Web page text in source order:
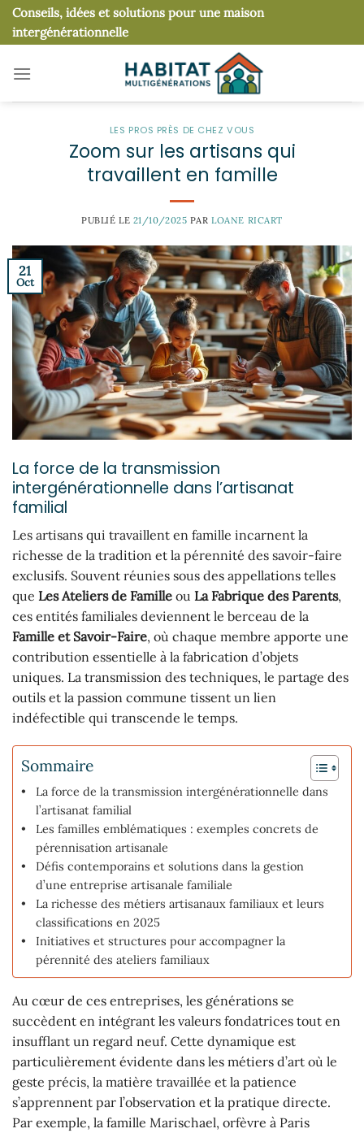
Passer
au
contenu
Conseils, idées et solutions pour une maison
intergénérationnelle
LES PROS PRÈS DE CHEZ VOUS
Zoom sur les artisans qui
travaillent en famille
PUBLIÉ LE 21/10/2025 PARLOANE RICART
21
Oct
La force de la transmission
intergénérationnelle dans l’artisanat
familial
Les artisans qui travaillent en famille incarnent la
richesse de la tradition et la pérennité des savoir-faire
exclusifs. Souvent réunies sous des appellations telles
que Les Ateliers de Famille ou La Fabrique des Parents,
ces entités familiales deviennent le berceau de la
Famille et Savoir-Faire, où chaque membre apporte une
contribution essentielle à la fabrication d’objets
uniques. La transmission des techniques, le partage des
outils et la passion commune tissent un lien
indéfectible qui transcende le temps.
Sommaire
La force de la transmission intergénérationnelle dans
l’artisanat familial
Les familles emblématiques : exemples concrets de
pérennisation artisanale
Défis contemporains et solutions dans la gestion
d’une entreprise artisanale familiale
La richesse des métiers artisanaux familiaux et leurs
classifications en 2025
Initiatives et structures pour accompagner la
pérennité des ateliers familiaux
Au cœur de ces entreprises, les générations se
succèdent en intégrant les valeurs fondatrices tout en
insufflant un regard neuf. Cette dynamique est
particulièrement évidente dans les métiers d’art où le
geste précis, la matière travaillée et la patience
s’apprennent par l’observation et la pratique directe.
Par exemple, la famille Marischael, orfèvre à Paris